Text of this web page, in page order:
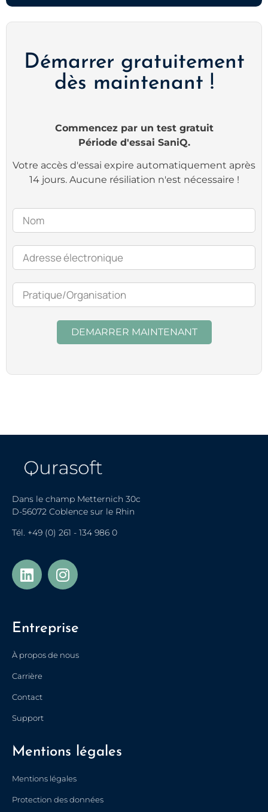
Démarrer gratuitement
dès maintenant !
Commencez par un test gratuit
Période d'essai SaniQ.
Votre accès d'essai expire automatiquement après
14 jours. Aucune résiliation n'est nécessaire !
DEMARRER MAINTENANT
Dans le champ Metternich 30c
D-56072 Coblence sur le Rhin
Tél. +49 (0) 261 - 134 986 0
Entreprise
À propos de nous
Carrière
Contact
Support
Mentions légales
Mentions légales
Protection des données